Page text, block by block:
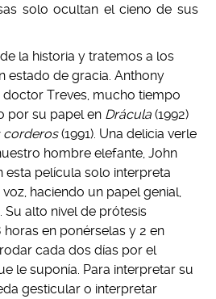
solo ocultan el cieno de sus
la historia y tratemos a los
estado de gracia. Anthony
doctor Treves, mucho tiempo
por su papel en Drácula(1992)
corderos(1991). Una delicia verle
hombre elefante, John
esta película solo interpreta
haciendo un papel genial,
alto nivel de prótesis
en ponérselas y 2 en
cada dos días por el
le suponía. Para interpretar su
gesticular o interpretar